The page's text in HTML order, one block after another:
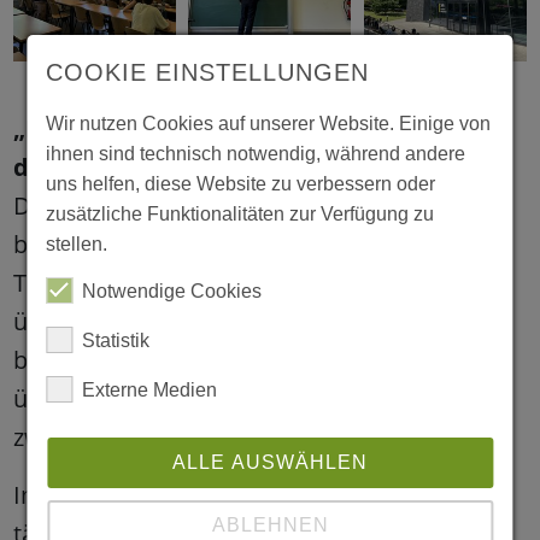
„Interkulturelle Arbeit schafft Räume, in
denen Brücken gebaut werden“
Die Kita-Sozialarbeiterin Islim Ince arbeitet
bereits seit mehreren Jahren mit Professor
Toda zusammen. Was einst mit Interviews
über ihre Arbeit als muslimische Erzieherin
begann, hat sich zu einem tiefen Austausch
über interkulturelle Praxis und das Leben
zwischen zwei Kulturen entwickelt.
Im Fokus ihres Vortrags stand daher die
tägliche Arbeit in der Kita Hildegardstraße in
COOKIE EINSTELLUNGEN
Wir nutzen Cookies auf unserer Website. Einige von
ihnen sind technisch notwendig, während andere
uns helfen, diese Website zu verbessern oder
zusätzliche Funktionalitäten zur Verfügung zu
stellen.
Notwendige Cookies
Statistik
Externe Medien
ALLE AUSWÄHLEN
ABLEHNEN